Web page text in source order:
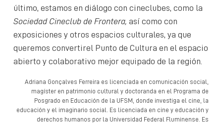
último, estamos en diálogo con cineclubes, como la
Sociedad Cineclub de Frontera, así como con
exposiciones y otros espacios culturales, ya que
queremos convertirel Punto de Cultura en el espacio
abierto y colaborativo mejor equipado de la región.
Adriana Gonçalves Ferreira es licenciada en comunicación social,
magíster en patrimonio cultural y doctoranda en el Programa de
Posgrado en Educación de la UFSM, donde investiga el cine, la
educación y el imaginario social. Es licenciada en cine y educación y
derechos humanos por la Universidad Federal Fluminense. Es